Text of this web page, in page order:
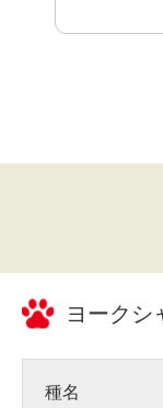
ヨークシ
種名